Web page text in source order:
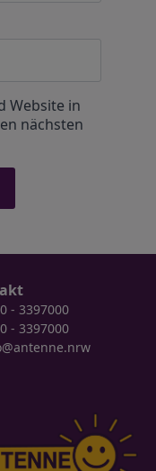
Website in
nächsten
- 3397000
- 3397000